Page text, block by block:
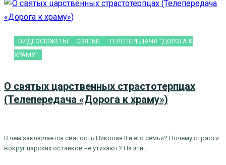
ВИДЕОСЮЖЕТЫ СВЯТЫЕ
ТЕЛЕПЕРЕДАЧА "ДОРОГА К
ХРАМУ"
О святых царственных страстотерпцах
(Телепередача «Дорога к храму»)
В чем заключается святость Николая II и его семьи? Почему страсти
вокруг царских останков не утихают? На эти…